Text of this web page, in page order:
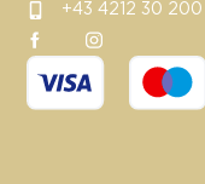
+43 4212 30 200